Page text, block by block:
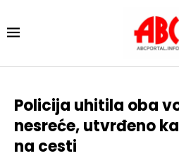
Policija uhitila oba
nesreće, utvrđeno
na cesti